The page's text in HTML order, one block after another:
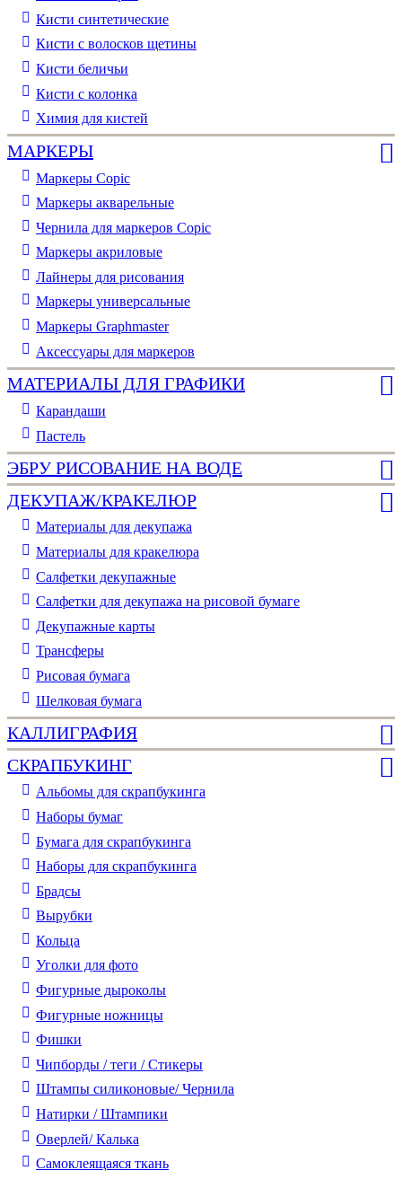
Кисти синтетические
Кисти с волосков щетины
Кисти беличьи
Кисти с колонка
Химия для кистей
МАРКЕРЫ
Маркеры Copic
Маркеры акварельные
Чернила для маркеров Copic
Маркеры акриловые
Лайнеры для рисования
Маркеры универсальные
Маркеры Graphmaster
Аксессуары для маркеров
МАТЕРИАЛЫ ДЛЯ ГРАФИКИ
Карандаши
Пастель
ЭБРУ РИСОВАНИЕ НА ВОДЕ
ДЕКУПАЖ/КРАКЕЛЮР
Материалы для декупажа
Материалы для кракелюра
Cалфетки декупажные
Салфетки для декупажа на рисовой бумаге
Декупажные карты
Трансферы
Рисовая бумага
Шелковая бумага
КАЛЛИГРАФИЯ
СКРАПБУКИНГ
Альбомы для скрапбукинга
Наборы бумаг
Бумага для скрапбукинга
Наборы для скрапбукинга
Брадсы
Вырубки
Кольца
Уголки для фото
Фигурные дыроколы
Фигурные ножницы
Фишки
Чипборды / теги / Стикеры
Штампы силиконовые/ Чернила
Натирки / Штампики
Оверлей/ Калька
Самоклеящаяся ткань